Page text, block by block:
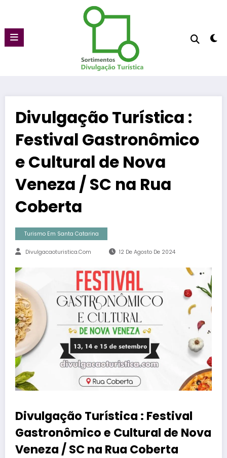
conteúdo
Divulgação Turística :
Festival Gastronômico
e Cultural de Nova
Veneza / SC na Rua
Coberta
Turismo Em Santa Catarina
Divulgacaoturistica.com 12 De Agosto De 2024
Divulgação Turística : Festival
Gastronômico e Cultural de Nova
Veneza / SC na Rua Coberta